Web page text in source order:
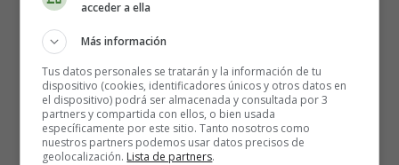
Una vez que tenemos todo lo necesario, seguimos los
siguientes pasos:
Preparar la gelatina de naranja siguiendo las
instrucciones del paquete, pero en lugar de añadir
500 ml de agua, utilizamos 200 ml de agua y 200 ml
acceder a ella
Más información
Tus datos personales se tratarán y la información de tu
dispositivo (cookies, identificadores únicos y otros datos en
el dispositivo) podrá ser almacenada y consultada por 3
partners y compartida con ellos, o bien usada
específicamente por este sitio. Tanto nosotros como
nuestros partners podemos usar datos precisos de
geolocalización. Lista de partners.